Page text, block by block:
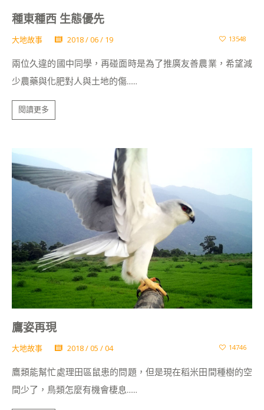
種東種西 生態優先
大地故事 2018 / 06 / 19 13548
兩位久違的國中同學，再碰面時是為了推廣友善農業，希望減
少農藥與化肥對人與土地的傷......
閱讀更多
鷹姿再現
大地故事 2018 / 05 / 04 14746
鷹類能幫忙處理田區鼠患的問題，但是現在稻米田間種樹的空
間少了，鳥類怎麼有機會棲息......